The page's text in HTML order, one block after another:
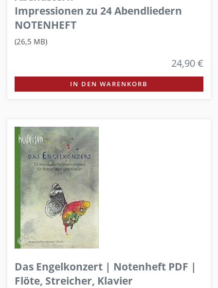
Impressionen zu 24 Abendliedern
NOTENHEFT
(26,5 MB)
24,90 €
IN DEN WARENKORB
Das Engelkonzert | Notenheft PDF |
Flöte, Streicher, Klavier